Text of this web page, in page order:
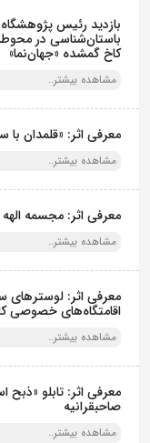
بازدید رئیس
باستان‌شناسی در
کاخ گمشده «جهان‌نما»
مشاهده بیشتر..
معرفی اثر: «قلمدان
مشاهده بیشتر..
معرفی اثر: مجسمه
مشاهده بیشتر..
معرفی اثر: لوسترهای
اقامتگاه‌های خصوصی
مشاهده بیشتر..
معرفی اثر: تابلو «ذبح
صاحبقرانیه
مشاهده بیشتر..